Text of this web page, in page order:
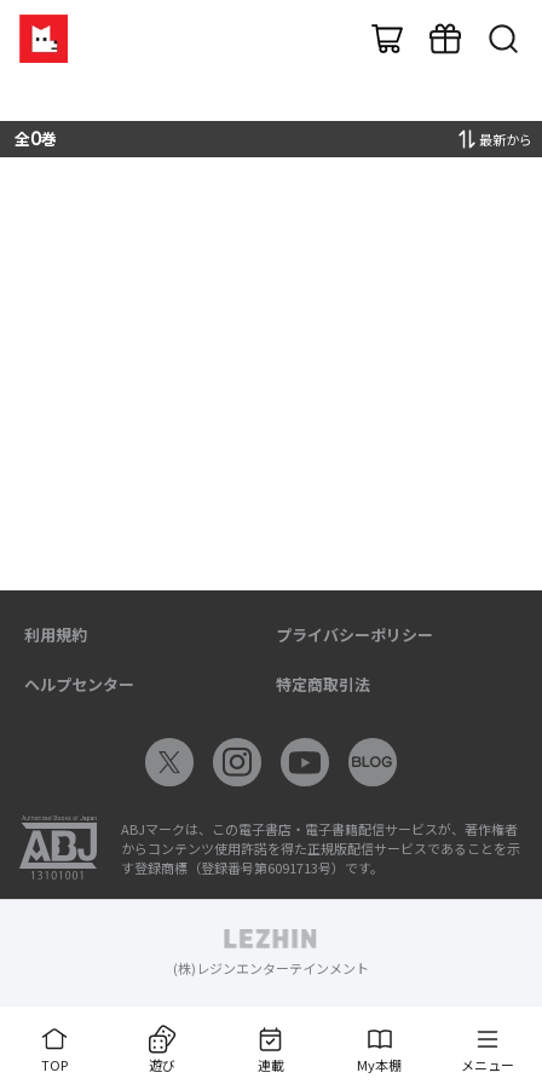
全0巻 最新から
TOP 遊び 連載 My本棚 メニュー
利用規約 プライバシーポリシー
ヘルプセンター 特定商取引法
ABJマークは、この電子書店・電子書籍配信サービスが、著作権者
からコンテンツ使用許諾を得た正規版配信サービスであることを示
す登録商標（登録番号第6091713号）です。
(株)レジンエンターテインメント